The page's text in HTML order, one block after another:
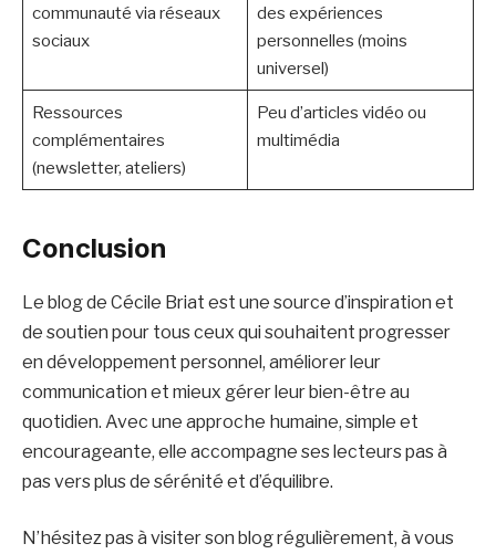
communauté via réseaux
sociaux
des expériences
personnelles (moins
universel)
Ressources
complémentaires
(newsletter, ateliers)
Peu d’articles vidéo ou
multimédia
Conclusion
Le blog de Cécile Briat est une source d’inspiration et
de soutien pour tous ceux qui souhaitent progresser
en développement personnel, améliorer leur
communication et mieux gérer leur bien-être au
quotidien. Avec une approche humaine, simple et
encourageante, elle accompagne ses lecteurs pas à
pas vers plus de sérénité et d’équilibre.
N’hésitez pas à visiter son blog régulièrement, à vous